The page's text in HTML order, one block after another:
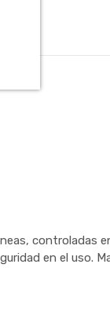
controladas
en el uso.